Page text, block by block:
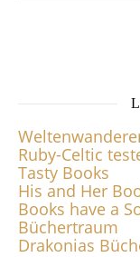
Ruby-Celtic
Tasty Books
His and Her
Books have a
Büchertraum
Drakonias